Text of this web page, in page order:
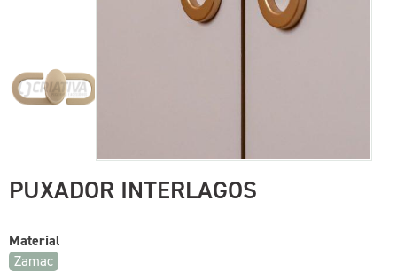
PUXADOR INTERLAGOS
Material
Zamac